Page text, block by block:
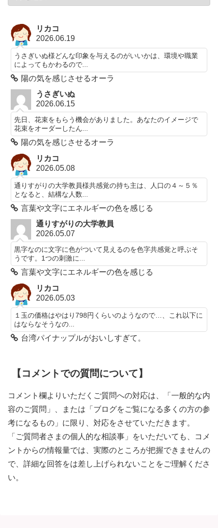
リカコ
2026.06.19
うさぎいぬ様どんな印象を与えるのがいいかは、環境や職業
によってもかわるので...
陽の気を感じさせるオーラ
うさぎいぬ
2026.06.15
先日、花束をもらう機会がありました。あなたのイメージで
花束をオーダーしたん...
陽の気を感じさせるオーラ
リカコ
2026.05.08
通りすがりの大学教員様共感覚の持ち主は、人口の４～５％
となると、結構な人数...
言葉や文字にエネルギーの色を感じる
通りすがりの大学教員
2026.05.07
黒字なのに文字に色がついて見えるのを色字共感覚と呼ぶそ
うです。1つの刺激に...
言葉や文字にエネルギーの色を感じる
リカコ
2026.05.03
１玉の価格はやはり798円くらいのようなので…、これ以下に
はならなそうなの...
台湾パイナップルがおいしすぎて。
【コメントでの質問について】
コメント欄よりいただくご質問への対応は、「一般的な内
容のご質問」、または「ブログをご覧になる多くの方の参
考になるもの」に限り、対応をさせていただきます。
「ご質問者さまの個人的な相談事」をいただいても、コメ
ントからの情報量では、実際のところが把握できませんの
で、詳細な回答をは差し上げられないことをご理解くださ
い。